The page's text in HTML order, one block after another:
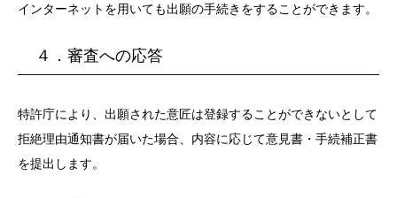
インターネットを用いても出願の手続きをすることができます。
４．審査への応答
特許庁により、出願された意匠は登録することができないとして
拒絶理由通知書が届いた場合、内容に応じて意見書・手続補正書
を提出します。